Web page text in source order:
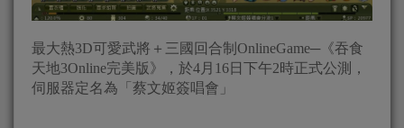
最大熱3D可愛武將＋三國回合制OnlineGame─《吞食
天地3Online完美版》，於4月16日下午2時正式公測，
伺服器定名為「蔡文姬簽唱會」